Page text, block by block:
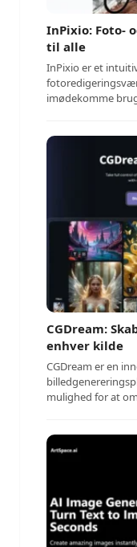
InPixio: Foto-
til alle
InPixio er et
imødekomme
CGDream:
enhver kilde
CGDream er en
mulighed for at